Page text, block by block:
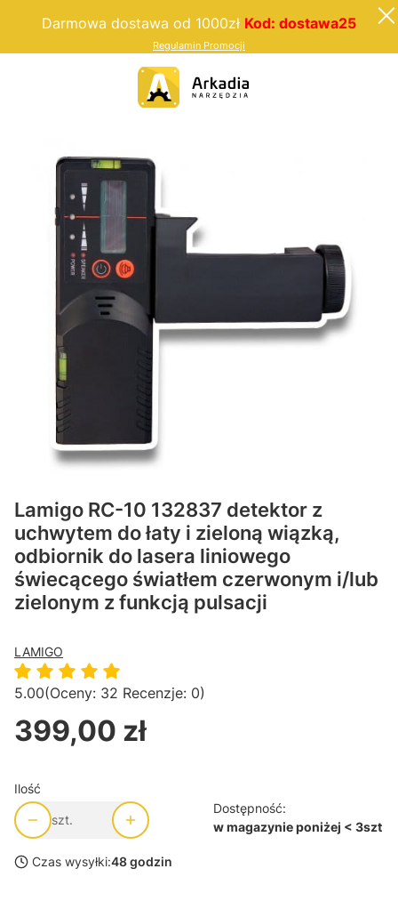
Darmowa dostawa od 1000zł Kod: dostawa25
Regulamin Promocji
Lamigo RC-10 132837 detektor z
uchwytem do łaty i zieloną wiązką,
odbiornik do lasera liniowego
świecącego światłem czerwonym i/lub
zielonym z funkcją pulsacji
LAMIGO
5.00(Oceny: 32 Recenzje: 0)
Cena
399,00 zł
Ilość
szt.
Dostępność:
w magazynie poniżej < 3szt
Czas wysyłki:48 godzin